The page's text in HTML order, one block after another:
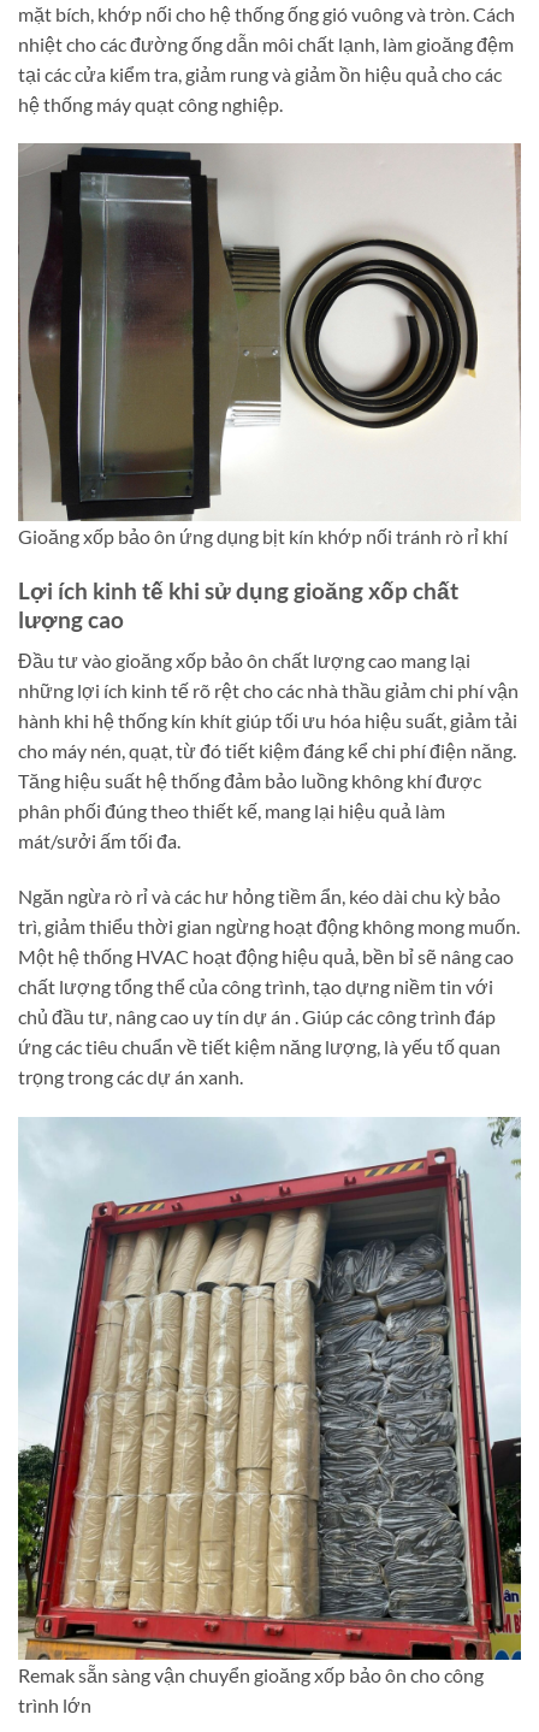
mặt bích, khớp nối cho hệ thống ống gió vuông và tròn. Cách
nhiệt cho các đường ống dẫn môi chất lạnh, làm gioăng đệm
tại các cửa kiểm tra, giảm rung và giảm ồn hiệu quả cho các
hệ thống máy quạt công nghiệp.
Gioăng xốp bảo ôn ứng dụng bịt kín khớp nối tránh rò rỉ khí
Lợi ích kinh tế khi sử dụng gioăng xốp chất
lượng cao
Đầu tư vào gioăng xốp bảo ôn chất lượng cao mang lại
những lợi ích kinh tế rõ rệt cho các nhà thầu giảm chi phí vận
hành khi hệ thống kín khít giúp tối ưu hóa hiệu suất, giảm tải
cho máy nén, quạt, từ đó tiết kiệm đáng kể chi phí điện năng.
Tăng hiệu suất hệ thống đảm bảo luồng không khí được
phân phối đúng theo thiết kế, mang lại hiệu quả làm
mát/sưởi ấm tối đa.
Ngăn ngừa rò rỉ và các hư hỏng tiềm ẩn, kéo dài chu kỳ bảo
trì, giảm thiểu thời gian ngừng hoạt động không mong muốn.
Một hệ thống HVAC hoạt động hiệu quả, bền bỉ sẽ nâng cao
chất lượng tổng thể của công trình, tạo dựng niềm tin với
chủ đầu tư, nâng cao uy tín dự án . Giúp các công trình đáp
ứng các tiêu chuẩn về tiết kiệm năng lượng, là yếu tố quan
trọng trong các dự án xanh.
Remak sẵn sàng vận chuyển gioăng xốp bảo ôn cho công
trình lớn